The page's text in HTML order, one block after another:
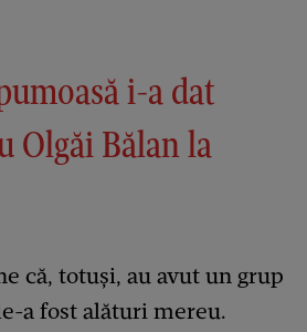
i-a dat
Olgăi Bălan la
că, totuși, au avut un grup
a fost alături mereu.